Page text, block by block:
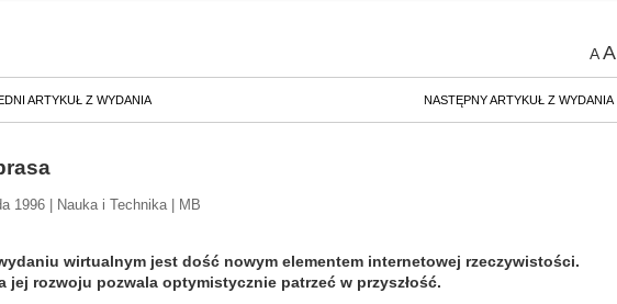
AA
ARTYKUŁ Z WYDANIA NASTĘPNY ARTYKUŁ Z WYDANIA
1996 | Nauka i Technika | MB
wirtualnym jest dość nowym elementem internetowej rzeczywistości.
jej rozwoju pozwala optymistycznie patrzeć w przyszłość.